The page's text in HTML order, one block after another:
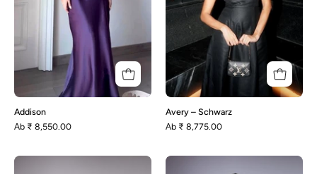
Addison
Аb ₹ 8,550.00
Avery – Schwarz
Аb ₹ 8,775.00